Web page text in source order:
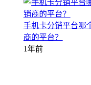
手机卡分销平台哪
商的平台？
1年前